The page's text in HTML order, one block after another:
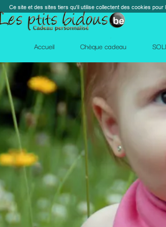
SOLDES et Promos Action Facebook
des cookies pour les fonctionnalités suivantes : vidéos, cartes,